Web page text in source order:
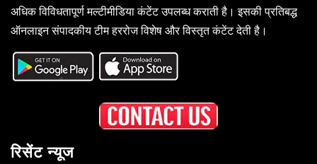
अधिक विविधतापूर्ण मल्टीमीडिया कंटेंट उपलब्ध कराती है। इसकी प्रतिबद्ध
ऑनलाइन संपादकीय टीम हररोज विशेष और विस्तृत कंटेंट देती है।
रिसेंट न्यूज